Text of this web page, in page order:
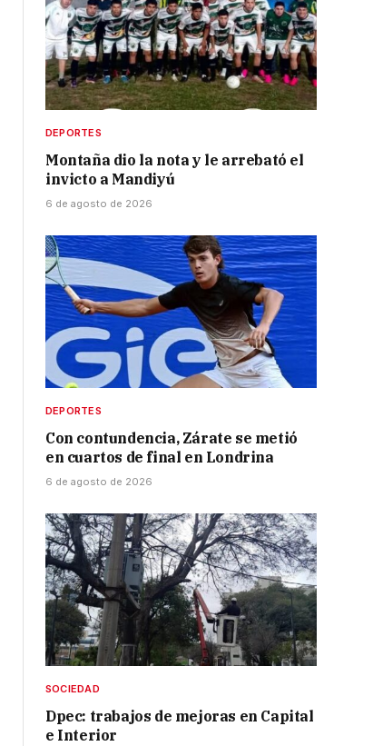
DEPORTES
Montaña dio la nota y le arrebató el
invicto a Mandiyú
6 de agosto de 2026
DEPORTES
Con contundencia, Zárate se metió
en cuartos de final en Londrina
6 de agosto de 2026
SOCIEDAD
Dpec: trabajos de mejoras en Capital
e Interior